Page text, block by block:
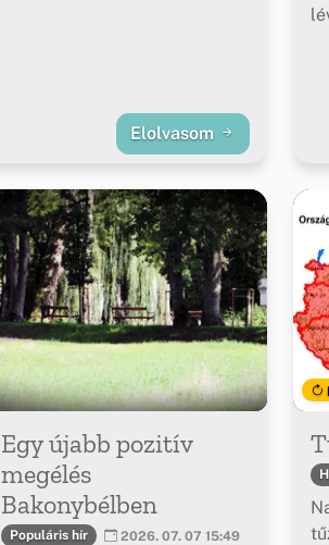
Elolvasom
Egy újabb pozitív
megélés
Bakonybélben
Populáris hír 2026. 07. 07 15:49